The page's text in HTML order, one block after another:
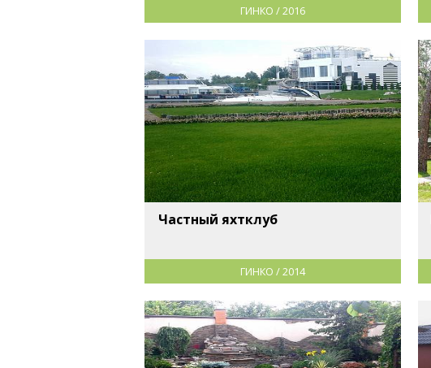
ГИНКО / 2016
Частный яхтклуб
ГИНКО / 2014